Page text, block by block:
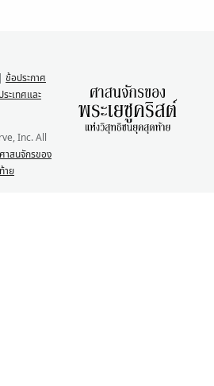
| ข้อประกาศ
ะเทศและ
Inc. All
ศาสนจักรของ
าย